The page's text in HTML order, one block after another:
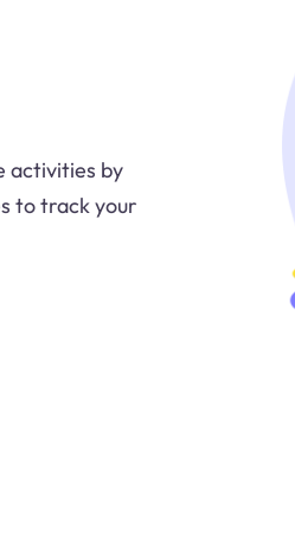
activities by
to track your